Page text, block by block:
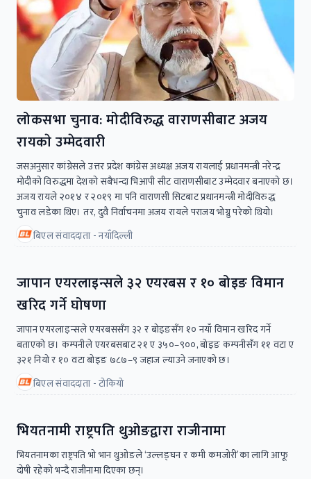
लोकसभा चुनाव: मोदीविरुद्ध वाराणसीबाट अजय
रायकाे उम्मेदवारी
जसअनुसार कांग्रेसले उत्तर प्रदेश कांग्रेस अध्यक्ष अजय रायलाई प्रधानमन्त्री नरेन्द्र
मोदीको विरुद्धमा देशको सबैभन्दा भिआपी सीट वाराणसीबाट उम्मेदवार बनाएको छ।
अजय रायले २०१४ र २०१९ मा पनि वाराणसी सिटबाट प्रधानमन्त्री मोदीविरुद्ध
चुनाव लडेका थिए। तर, दुवै निर्वाचनमा अजय रायले पराजय भोग्नु परेको थियो।
बिएल संवाददाता - नयाँदिल्ली
जापान एयरलाइन्सले ३२ एयरबस र १० बोइङ विमान
खरिद गर्ने घोषणा
जापान एयरलाइन्सले एयरबससँग ३२ र बोइङसँग १० नयाँ विमान खरिद गर्ने
बताएको छ। कम्पनीले एयरबसबाट २१ ए ३५०–९००, बोइङ कम्पनीसँग ११ वटा ए
३२१ नियो र १० वटा बोइङ ७८७–९ जहाज ल्याउने जनाएको छ।
बिएल संवाददाता - टोकियो
भियतनामी राष्ट्रपति थुओङद्वारा राजीनामा
भियतनामका राष्ट्रपति भो भान थुओङले ‘उल्लङ्घन र कमी कमजोरी’का लागि आफू
दोषी रहेको भन्दै राजीनामा दिएका छन्।